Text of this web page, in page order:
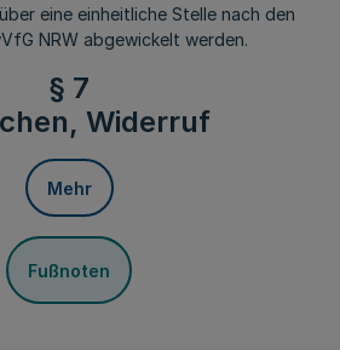
eine einheitliche Stelle nach den
NRW abgewickelt werden.
§ 7
Widerruf
Mehr
Fußnoten